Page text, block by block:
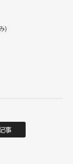
)
事